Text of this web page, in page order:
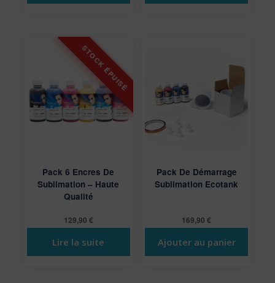
Pack 6 Encres De
Sublimation – Haute
Qualité
129,90 €
Lire la suite
Pack De Démarrage
Sublimation Ecotank
169,90€
Ajouter au panier